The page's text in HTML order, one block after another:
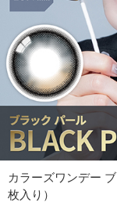
カラーズワンデー
枚入り）